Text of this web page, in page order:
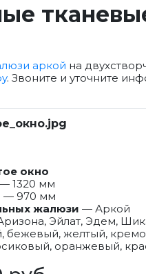
аркой на
. Звоните и уточните
окно
— 1320 мм
— 970 мм
жалюзи — Аркой
Эйлат, Эдем,
бежевый, желтый,
оранжевый,